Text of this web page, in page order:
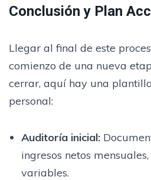
Conclusión y Plan
Llegar al final de este
comienzo de una nueva
cerrar, aquí hay una
personal:
Auditoría inicial:
ingresos netos
variables.